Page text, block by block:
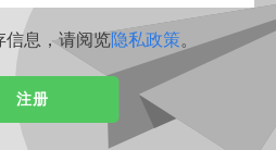
信息，请阅览隐私政策。